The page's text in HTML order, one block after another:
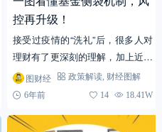
控再升级！
接受过疫情的“洗礼”后，很多人对
理财有了更深刻的理解，加上近期
股市的活跃更是助推了人们的理财
需求。但是，对于理财新手来说直
图财经 政策解读, 财经图解
6年前
14 18.41W